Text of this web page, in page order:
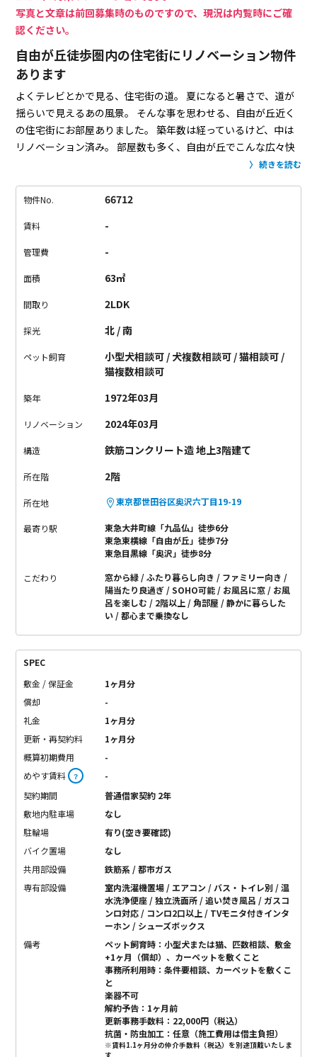
写真と文章は前回募集時のものですので、現況は内覧時にご確
認ください。
自由が丘徒歩圏内の住宅街にリノベーション物件
あります
よくテレビとかで見る、住宅街の道。
夏になると暑さで、道が
揺らいで見えるあの風景。
そんな事を思わせる、自由が丘近く
の住宅街にお部屋ありました。
築年数は経っているけど、中は
リノベーション済み。 部屋数も多く、自由が丘でこんな広々快
手に入れられるなんて、なかなかありません。昔
全部屋付いていて、日当たり抜群。
て、緑が見えるあの部屋の窓を全開にして、
持ちいいな。
って、この部屋に着いた時に思ったんです。
なこの物件、必見ですよ。
続きを読む
物件No. 66712
賃料 -
管理費 -
面積 63㎡
間取り 2LDK
採光 北 / 南
ペット飼育
小型犬相談可 / 犬複数相談可 / 猫相談可 /
猫複数相談可
築年 1972年03月
リノベーション 2024年03月
構造 鉄筋コンクリート造 地上3階建て
所在階 2階
所在地 東京都世田谷区奥沢六丁目19-19
最寄り駅
東急大井町線「九品仏」徒歩6分
東急東横線「自由が丘」徒歩7分
東急目黒線「奥沢」徒歩8分
こだわり 窓から緑 ふたり暮らし向き
ファミリー向き
陽当たり良過ぎ
SOHO可能 お風呂に窓
お風
呂を楽しむ
2階以上 角部屋
静かに暮らした
い
都心まで乗換なし
SPEC
敷金 / 保証金
1ヶ月分
償却
-
礼金
1ヶ月分
更新・再契約料
1ヶ月分
概算初期費用
-
めやす賃料 ？
-
契約期間
普通借家契約 2年
敷地内駐車場
なし
駐輪場
有り(空き要確認)
バイク置場
なし
共用部設備
鉄筋系 / 都市ガス
専有部設備
室内洗濯機置場 / エアコン / バス・トイレ別 / 温
水洗浄便座 / 独立洗面所 / 追い焚き風呂 / ガスコ
ンロ対応 / コンロ2口以上 / TVモニタ付きインタ
ーホン / シューズボックス
備考
ペット飼育時：小型犬または猫、匹数相談、敷金
+1ヶ月（償却）、カーペットを敷くこと
事務所利用時：条件要相談、カーペットを敷くこ
と
楽器不可
解約予告：1ヶ月前
更新事務手数料：22,000円（税込）
抗菌・防虫加工：任意（施工費用は借主負担）
※賃料1.1ヶ月分の仲介手数料（税込）を別途頂戴いたしま